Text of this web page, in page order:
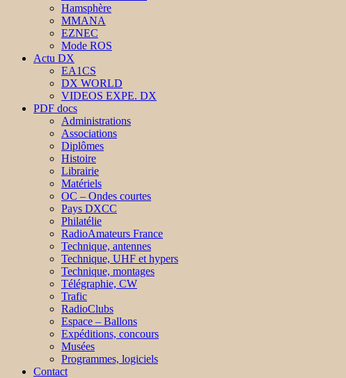
Hamsphère
MMANA
EZNEC
Mode ROS
Actu DX
EA1CS
DX WORLD
VIDEOS EXPE. DX
PDF docs
Administrations
Associations
Diplômes
Histoire
Librairie
Matériels
OC – Ondes courtes
Pays DXCC
Philatélie
RadioAmateurs France
Technique, antennes
Technique, UHF et hypers
Technique, montages
Télégraphie, CW
Trafic
RadioClubs
Espace – Ballons
Expéditions, concours
Musées
Programmes, logiciels
Contact